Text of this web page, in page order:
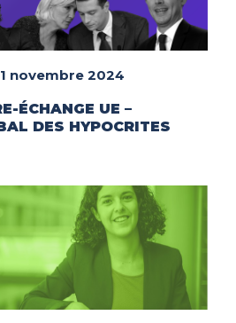
novembre 2024
ÉCHANGE UE –
DES HYPOCRITES